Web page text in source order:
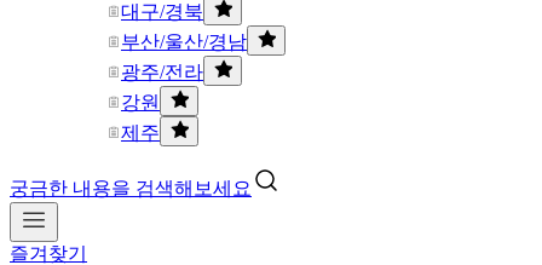
대구/경북
부산/울산/경남
광주/전라
강원
제주
궁금한 내용을 검색해보세요
즐겨찾기